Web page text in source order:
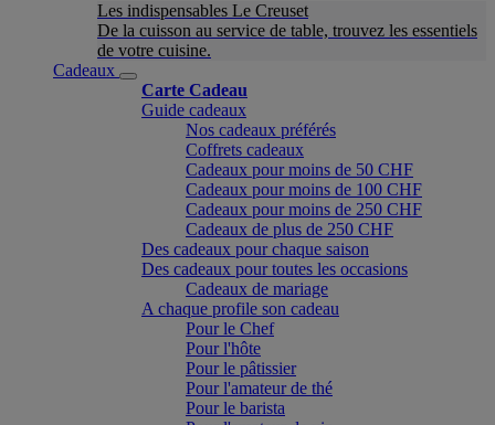
Les indispensables Le Creuset
De la cuisson au service de table, trouvez les essentiels
de votre cuisine.
Cadeaux
Carte Cadeau
Guide cadeaux
Nos cadeaux préférés
Coffrets cadeaux
Cadeaux pour moins de 50 CHF
Cadeaux pour moins de 100 CHF
Cadeaux pour moins de 250 CHF
Cadeaux de plus de 250 CHF
Des cadeaux pour chaque saison
Des cadeaux pour toutes les occasions
Cadeaux de mariage
A chaque profile son cadeau
Pour le Chef
Pour l'hôte
Pour le pâtissier
Pour l'amateur de thé
Pour le barista